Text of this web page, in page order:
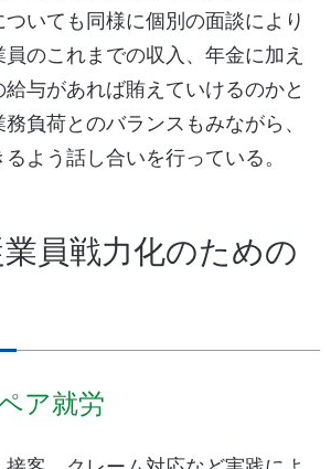
いても同様に個別の面談により
のこれまでの収入、年金に加え
与があれば賄えていけるのかと
負荷とのバランスもみながら、
よう話し合いを行っている。
員戦力化のための
ア就労